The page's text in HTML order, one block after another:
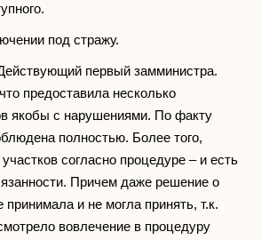
под стражу.
первый замминистра.
предоставила несколько
якобы с нарушениями. По факту
полностью. Более того,
согласно процедуре – и есть
Причем даже решение о
и не могла принять, т.к.
вовлечение в процедуру